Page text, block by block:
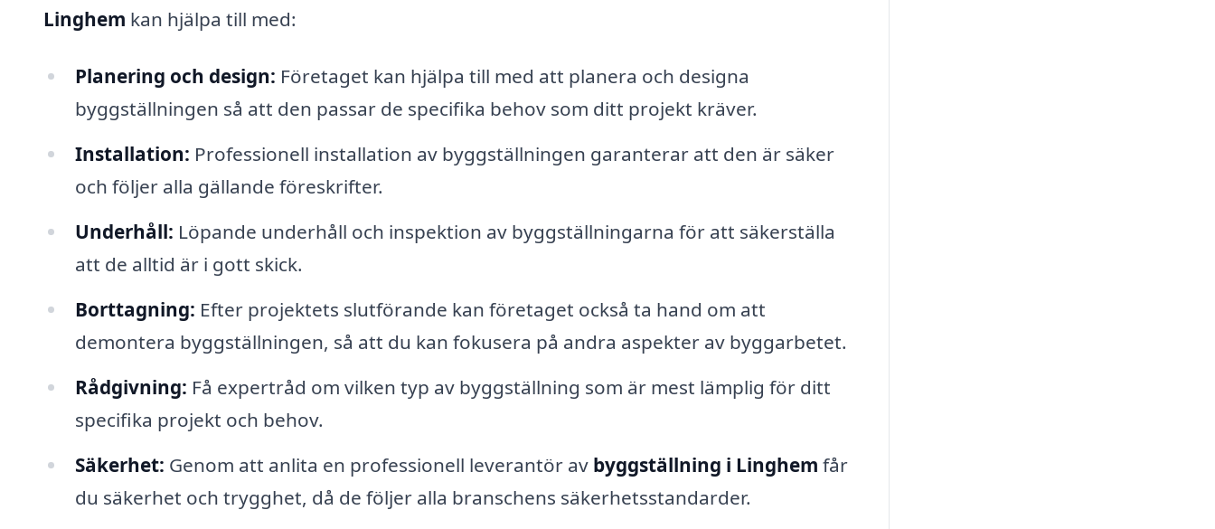
Linghem kan hjälpa till med:
Planering och design: Företaget kan hjälpa till med att planera och designa
byggställningen så att den passar de specifika behov som ditt projekt kräver.
Installation: Professionell installation av byggställningen garanterar att den är säker
och följer alla gällande föreskrifter.
Underhåll: Löpande underhåll och inspektion av byggställningarna för att säkerställa
att de alltid är i gott skick.
Borttagning: Efter projektets slutförande kan företaget också ta hand om att
demontera byggställningen, så att du kan fokusera på andra aspekter av byggarbetet.
Rådgivning: Få expertråd om vilken typ av byggställning som är mest lämplig för ditt
specifika projekt och behov.
Säkerhet: Genom att anlita en professionell leverantör av byggställning i Linghem får
du säkerhet och trygghet, då de följer alla branschens säkerhetsstandarder.